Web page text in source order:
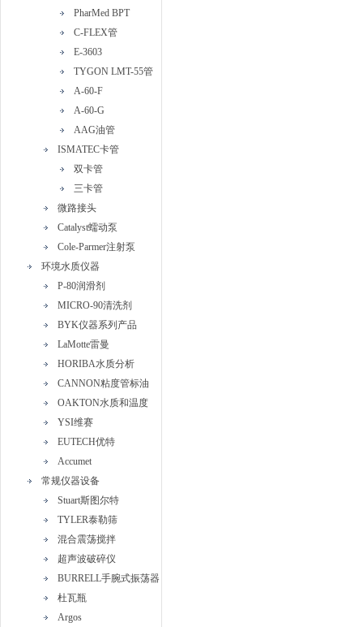
PharMed BPT
C-FLEX管
E-3603
TYGON LMT-55管
A-60-F
A-60-G
AAG油管
ISMATEC卡管
双卡管
三卡管
微路接头
Catalyst蠕动泵
Cole-Parmer注射泵
环境水质仪器
P-80润滑剂
MICRO-90清洗剂
BYK仪器系列产品
LaMotte雷曼
HORIBA水质分析
CANNON粘度管标油
OAKTON水质和温度
YSI维赛
EUTECH优特
Accumet
常规仪器设备
Stuart斯图尔特
TYLER泰勒筛
混合震荡搅拌
超声波破碎仪
BURRELL手腕式振荡器
杜瓦瓶
Argos